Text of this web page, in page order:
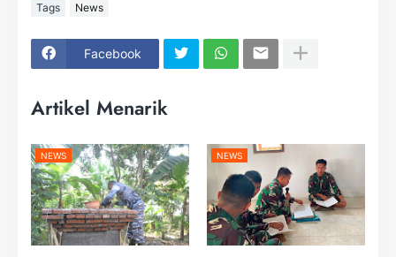
Tags News
Facebook
Artikel Menarik
NEWS NEWS